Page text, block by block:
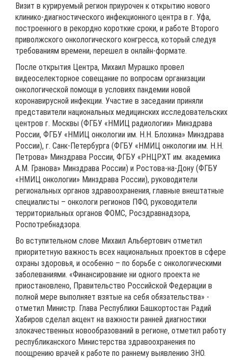
Визит в курируемый регион приурочен к открытию нового
клинико-диагностического инфекционного центра в г. Уфа,
построенного в рекордно короткие сроки, и работе Второго
приволжского онкологического конгресса, который следуя
требованиям времени, перешел в онлайн-формате.
После открытия Центра, Михаил Мурашко провел
видеоселекторное совещание по вопросам организации
онкологической помощи в условиях пандемии новой
коронавирусной инфекции. Участие в заседании приняли
представители национальных медицинских исследовательских
центров г. Москвы (ФГБУ «НМИЦ радиологии» Минздрава
России, ФГБУ «НМИЦ онкологии им. Н.Н. Блохина» Минздрава
России), г. Санк-Петербурга (ФГБУ «НМИЦ онкологии им. Н.Н.
Петрова» Минздрава России, ФГБУ «РНЦРХТ им. академика
А.М. Гранова» Минздрава России) и Ростова-на-Дону (ФГБУ
«НМИЦ онкологии» Минздрава России), руководители
региональных органов здравоохранения, главные внештатные
специалисты – онкологи регионов ПФО, руководители
территориальных органов ФОМС, Росздравнадзора,
Роспотребнадзора.
Во вступительном слове Михаил Альбертович отметил
приоритетную важность всех национальных проектов в сфере
охраны здоровья, и особенно – по борьбе с онкологическими
заболеваниями. «Финансирование ни одного проекта не
приостановлено, Правительство Российской Федерации в
полной мере выполняет взятые на себя обязательства» -
отметил Министр. Глава Республики Башкортостан Радий
Хабиров сделал акцент на важности ранней диагностики
злокачественных новообразований в регионе, отметил работу
республиканского Министерства здравоохранения по
поощрению врачей к работе по раннему выявлению ЗНО.